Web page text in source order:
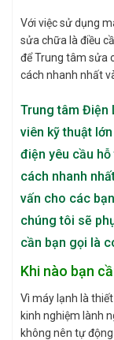
Với việc sử dụng
sửa chữa là điều
để Trung tâm sửa
cách nhanh nhất
Trung tâm Điện
viên kỹ thuật
điện yêu cầu
cách nhanh
vấn cho các
chúng tôi sẽ
cần bạn gọi là
Khi nào bạn
Vì máy lạnh là
kinh nghiệm lành
không nên tự